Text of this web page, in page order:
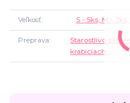
Veľkosť S - 5ks, M - 7ks,
Preprava
Starostlivo
krabiciach